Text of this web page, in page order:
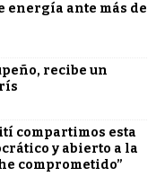
ante más de
recibe un
compartimos esta
y abierto a la
comprometido”